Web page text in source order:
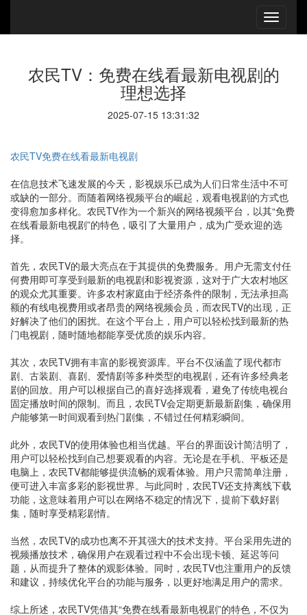
农民TV：免费在线看最新电视剧的
理想选择
2025-07-15 13:31:32
农民TV免费在线看最新电视剧
在信息技术飞速发展的今天，影视娱乐已成为人们日常生活中不可
或缺的一部分。而随着网络视频平台的崛起，观看电视剧的方式也
变得愈加多样化。农民TV作为一个新兴的网络视频平台，以其“免费
在线看最新电视剧”的特色，吸引了大量用户，成为广受欢迎的选
择。
首先，农民TV的最大亮点在于其提供的免费服务。用户无需支付任
何费用即可享受到最新的电视剧和影视资源，这对于广大农村地区
的观众尤其重要。许多农村家庭由于经济条件的限制，无法承担高
额的有线电视费用或者昂贵的网络视频会员，而农民TV的出现，正
好解决了他们的困扰。在这个平台上，用户可以轻松找到最新的热
门电视剧，随时随地都能享受优质的娱乐内容。
其次，农民TV拥有丰富的影视资源库。平台不仅涵盖了现代都市
剧、古装剧、喜剧、爱情剧等多种类型的电视剧，还有许多经典老
剧的回放。用户可以根据自己的喜好选择观看，避免了传统电视台
固定播放时间的限制。而且，农民TV会定期更新最新剧集，确保用
户能够第一时间观看到热门剧集，不错过任何精彩瞬间。
此外，农民TV的使用体验也相当优越。平台的界面设计简洁明了，
用户可以轻松找到自己想要观看的内容。无论是在手机、平板还是
电脑上，农民TV都能够提供流畅的观看体验。用户只需简单注册，
便可进入丰富多彩的影视世界。与此同时，农民TV还支持离线下载
功能，这意味着用户可以在网络不稳定的情况下，提前下载好剧
集，随时享受精彩剧情。
当然，农民TV的成功也离不开其强大的技术支持。平台采用先进的
视频播放技术，确保用户在观看过程中不会出现卡顿、延迟等问
题，从而提升了整体的观影体验。同时，农民TV也注重用户的反馈
和建议，持续优化平台的功能与服务，以更好地满足用户的需求。
综上所述，农民TV凭借其“免费在线看最新电视剧”的特色，不仅为